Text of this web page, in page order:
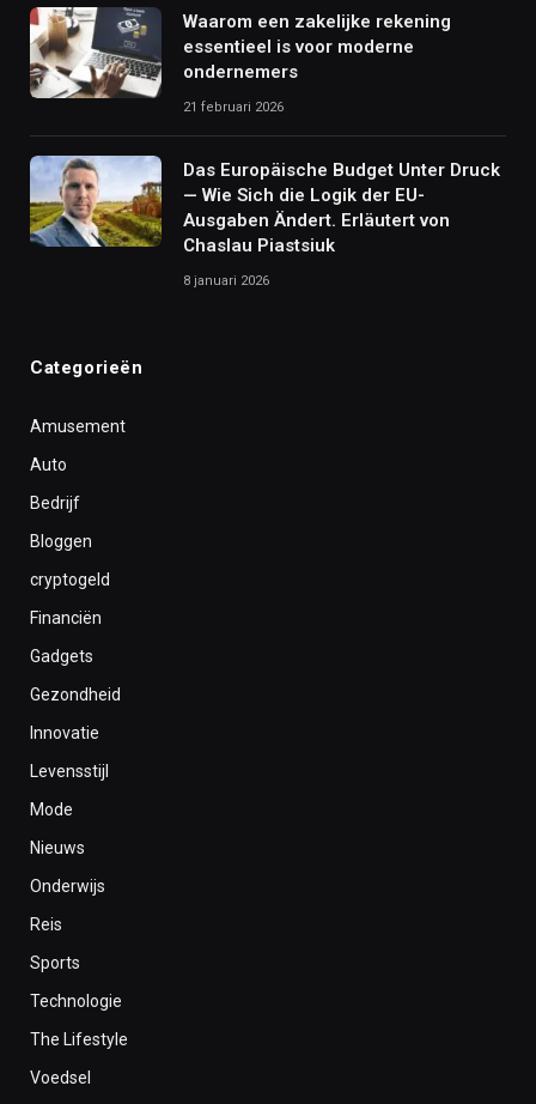
Waarom een zakelijke rekening
essentieel is voor moderne
ondernemers
21 februari 2026
Das Europäische Budget Unter Druck
— Wie Sich die Logik der EU-
Ausgaben Ändert. Erläutert von
Chaslau Piastsiuk
8 januari 2026
Categorieën
Amusement
Auto
Bedrijf
Bloggen
cryptogeld
Financiën
Gadgets
Gezondheid
Innovatie
Levensstijl
Mode
Nieuws
Onderwijs
Reis
Sports
Technologie
The Lifestyle
Voedsel